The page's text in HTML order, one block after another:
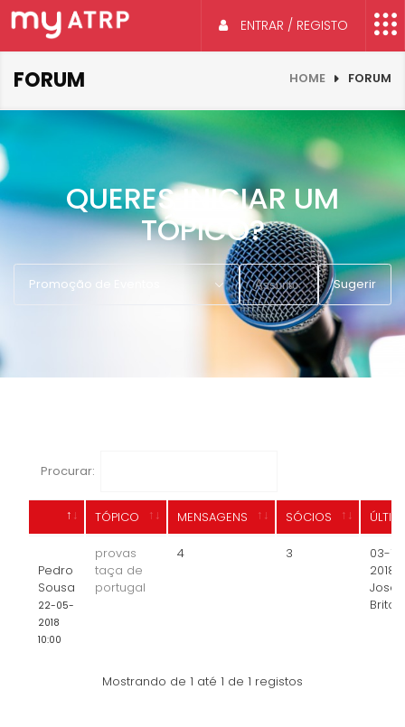
ENTRAR / REGISTO
FORUM HOME FORUM
QUERES INICIAR UM
TÓPICO?
Promoção de Eventos Sugerir
Procurar:
TÓPICO MENSAGENS SÓCIOS
Pedro
Sousa
22-05-
2018
10:00
provas
taça de
portugal
4 3
03-
2018
José
Brito
Mostrando de 1 até 1 de 1 registos